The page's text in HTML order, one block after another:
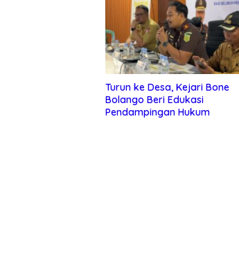
Turun ke Desa, Kejari Bone
Bolango Beri Edukasi
Pendampingan Hukum